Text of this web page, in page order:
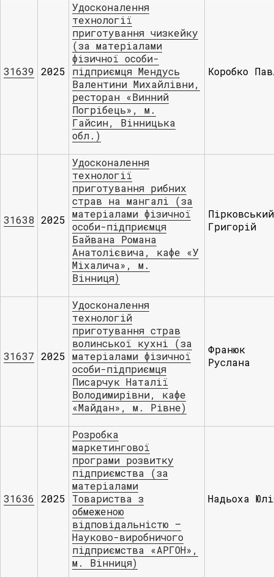
31639 2025
Удосконалення
технології
приготування чизкейку
(за матеріалами
фізичної особи-
підприємця Мендусь
Валентини Михайлівни,
ресторан «Винний
Погрібець», м.
Гайсин, Вінницька
обл.)
Коробко
31638 2025
Удосконалення
технології
приготування рибних
страв на мангалі (за
матеріалами фізичної
особи-підприємця
Байвана Романа
Анатолієвича, кафе «У
Міхалича», м.
Вінниця)
Пірковський
Григорій
31637 2025
Удосконалення
технологій
приготування страв
волинської кухні (за
матеріалами фізичної
особи-підприємця
Писарчук Наталії
Володимирівни, кафе
«Майдан», м. Рівне)
Франюк
Руслана
31636 2025
Розробка
маркетингової
програми розвитку
підприємства (за
матеріалами
Товариства з
обмеженою
відповідальністю –
Науково-виробничого
підприємства «АРГОН»,
м. Вінниця)
Надьоха